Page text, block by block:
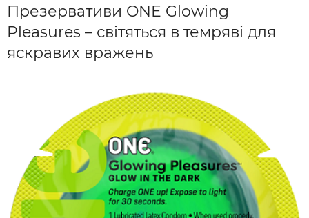
Презервативи ONE Glowing
Pleasures – світяться в темряві для
яскравих вражень